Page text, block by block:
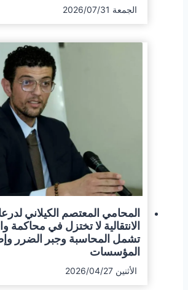
الجمعة 2026/07/31
الانتقالية لا تختزل في محاكمة
تشمل المحاسبة وجبر الضرر
المؤسسات
الأثنين 2026/04/27